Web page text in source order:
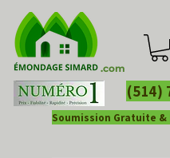
.com
(514)
Soumission Gratuite &